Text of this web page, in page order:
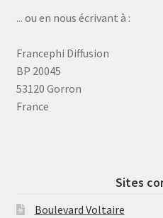
... ou en nous écrivant à :
Francephi Diffusion
BP 20045
53120 Gorron
France
Sites
Boulevard Voltaire